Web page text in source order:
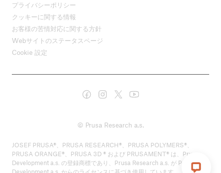
プライバシーポリシー
クッキーに関する情報
お客様の苦情対応に関する方針
Webサイトのステータスページ
Cookie 設定
© Prusa Research a.s.
JOSEF PRUSA®、PRUSA RESEARCH®、PRUSA POLYMERS®、
PRUSA ORANGE®、PRUSA 3D ® および PRUSAMENT® は、Prusa
Development a.s. の登録商標であり、Prusa Research a.s. が Prusa